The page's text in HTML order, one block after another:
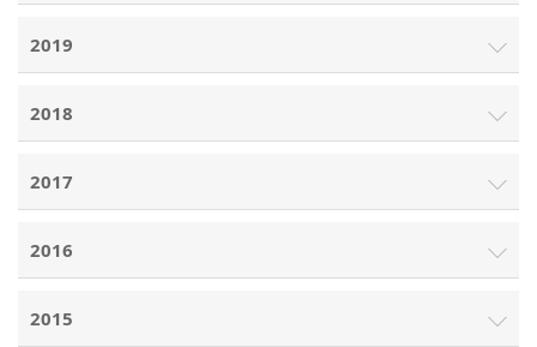
2019
2018
2017
2016
2015